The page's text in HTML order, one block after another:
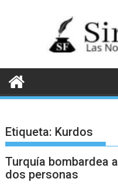
Etiqueta: Kurdos
Turquía bombardea
dos personas